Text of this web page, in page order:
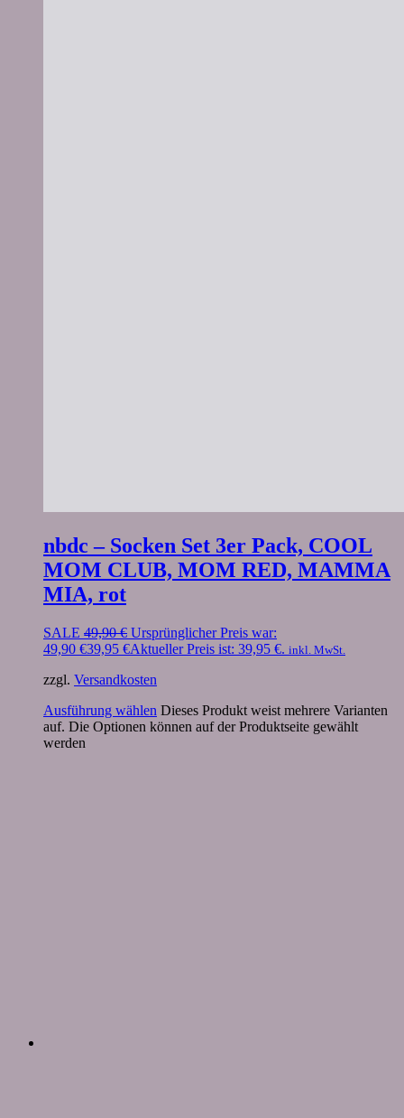
nbdc – Socken Set 3er Pack, COOL
MOM CLUB, MOM RED, MAMMA
MIA, rot
SALE 49,90€ Ursprünglicher Preis war:
49,90 €39,95 €Aktueller Preis ist: 39,95 €. inkl. MwSt.
zzgl. Versandkosten
Ausführung wählen Dieses Produkt weist mehrere Varianten
auf. Die Optionen können auf der Produktseite gewählt
werden